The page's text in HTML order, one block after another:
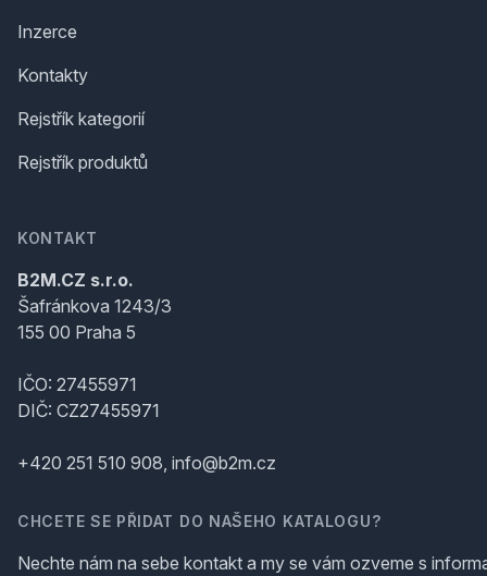
Inzerce
Kontakty
Rejstřík kategorií
Rejstřík produktů
KONTAKT
B2M.CZ s.r.o.
Šafránkova 1243/3
155 00 Praha 5
IČO: 27455971
DIČ: CZ27455971
+420 251 510 908, info@b2m.cz
CHCETE SE PŘIDAT DO NAŠEHO KATALOGU?
Nechte nám na sebe kontakt a my se vám ozveme s